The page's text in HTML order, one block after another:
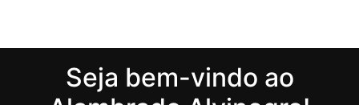
Seja bem-vindo ao